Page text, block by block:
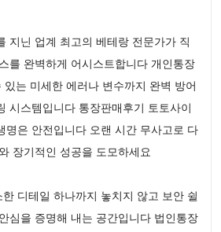
지닌 업계 최고의 베테랑 전문가가 직
를 완벽하게 어시스트합니다 개인통장
는 미세한 에러나 변수까지 완벽 방어
시스템입니다 통장판매후기 토토사이
명은 안전입니다 오랜 시간 무사고로 다
장기적인 성공을 도모하세요
디테일 하나까지 놓치지 않고 보안 쉴
심을 증명해 내는 공간입니다 법인통장